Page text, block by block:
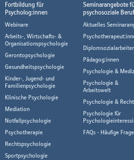
Fortbildung für
Psycholog:innen
Webinare
Arbeits-, Wirtschafts- &
Organisationspsychologie
Gerontopsychologie
Gesundheitspsychologie
Kinder-, Jugend- und
Familienpsychologie
Klinische Psychologie
Mediation
Notfallpsychologie
Psychotherapie
Rechtspsychologie
Sportpsychologie
Seminarangebote
psychosoziale
Aktuelles
Pädagog:innen
Psychologie &
Psychologie &
Arbeitswelt
Psychologie & Recht
Psychologie für
FAQs - Häufige